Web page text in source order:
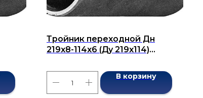
Тройник переходной Дн
219x8-114x6 (Ду 219x114)
В корзину